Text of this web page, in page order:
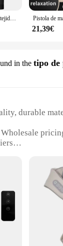
Pistola de masaje muscular de tejido profundo con 30 velocidades, masajeador profesional de relajación muscular para atletas, masajeador de mano con 9 cabezales
21,39€
in the tipo de
durable
Ergonomic and
and ease of use
Ideal for self-
and clinics